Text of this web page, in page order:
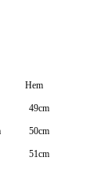
Hem
49cm
50cm
51cm